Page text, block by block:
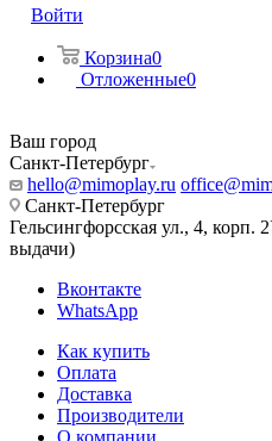
Войти
Корзина0
Отложенные0
Ваш город
Санкт-Петербург
hello@mimoplay.ru
Санкт-Петербург
Гельсингфорсская ул., 4, корп.
выдачи)
Вконтакте
WhatsApp
Как купить
Оплата
Доставка
Производители
О компании